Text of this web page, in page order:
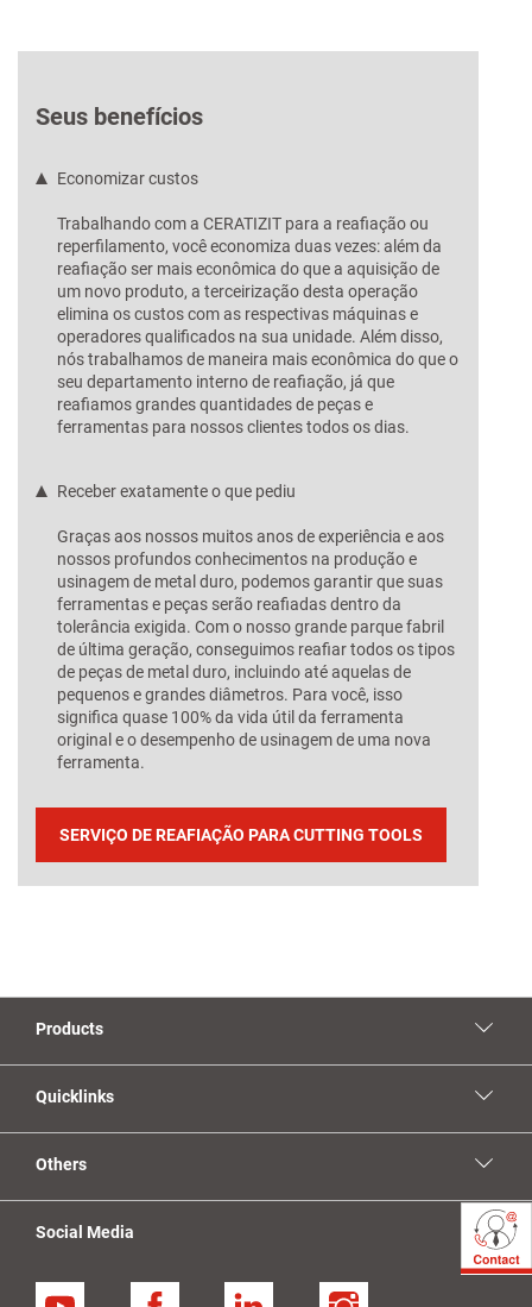
Seus benefícios
Economizar custos
Trabalhando com a CERATIZIT para a reafiação ou
reperfilamento, você economiza duas vezes: além da
reafiação ser mais econômica do que a aquisição de
um novo produto, a terceirização desta operação
elimina os custos com as respectivas máquinas e
operadores qualificados na sua unidade. Além disso,
nós trabalhamos de maneira mais econômica do que o
seu departamento interno de reafiação, já que
reafiamos grandes quantidades de peças e
ferramentas para nossos clientes todos os dias.
Receber exatamente o que pediu
Graças aos nossos muitos anos de experiência e aos
nossos profundos conhecimentos na produção e
usinagem de metal duro, podemos garantir que suas
ferramentas e peças serão reafiadas dentro da
tolerância exigida. Com o nosso grande parque fabril
de última geração, conseguimos reafiar todos os tipos
de peças de metal duro, incluindo até aquelas de
pequenos e grandes diâmetros. Para você, isso
significa quase 100% da vida útil da ferramenta
original e o desempenho de usinagem de uma nova
ferramenta.
SERVIÇO DE REAFIAÇÃO PARA CUTTING TOOLS
Products
Quicklinks
Others
Social Media